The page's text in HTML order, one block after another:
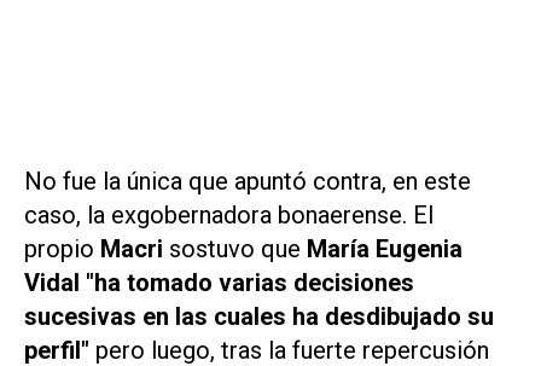
No fue la única que apuntó contra, en este
caso, la exgobernadora bonaerense. El
propio Macri sostuvo que María Eugenia
Vidal "ha tomado varias decisiones
sucesivas en las cuales ha desdibujado su
perfil" pero luego, tras la fuerte repercusión